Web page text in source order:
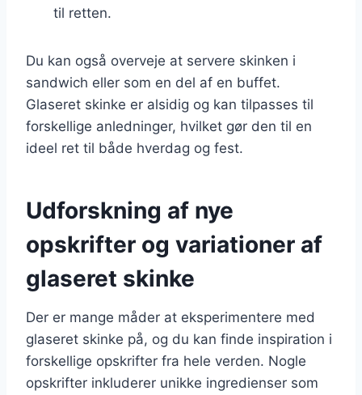
til retten.
Du kan også overveje at servere skinken i
sandwich eller som en del af en buffet.
Glaseret skinke er alsidig og kan tilpasses til
forskellige anledninger, hvilket gør den til en
ideel ret til både hverdag og fest.
Udforskning af nye
opskrifter og variationer af
glaseret skinke
Der er mange måder at eksperimentere med
glaseret skinke på, og du kan finde inspiration i
forskellige opskrifter fra hele verden. Nogle
opskrifter inkluderer unikke ingredienser som